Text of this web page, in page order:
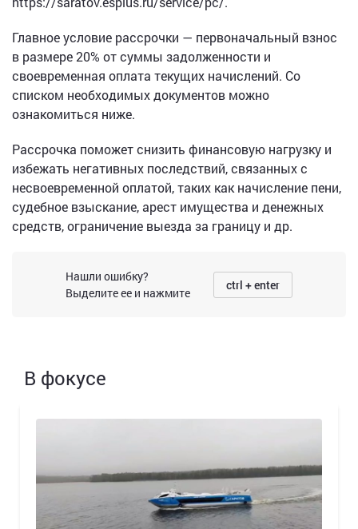
Главное условие рассрочки — первоначальный взнос
в размере 20% от суммы задолженности и
своевременная оплата текущих начислений. Со
списком необходимых документов можно
ознакомиться ниже.
Рассрочка поможет снизить финансовую нагрузку и
избежать негативных последствий, связанных с
несвоевременной оплатой, таких как начисление пени,
судебное взыскание, арест имущества и денежных
средств, ограничение выезда за границу и др.
Нашли ошибку?
Выделите ее и нажмите
ctrl + enter
В фокусе